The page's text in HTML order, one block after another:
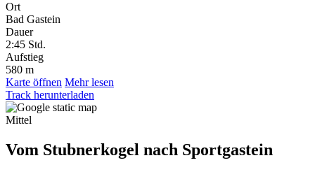
Ort
Bad Gastein
Dauer
2:45 Std.
Aufstieg
580 m
Karte öffnen Mehr lesen
Track herunterladen
Mittel
Vom Stubnerkogel nach Sportgastein